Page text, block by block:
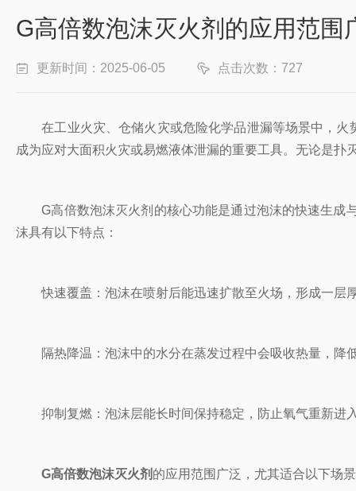
G高倍数泡沫灭火剂的应用范围
更新时间：2025-06-05 点击次数：727
在工业火灾、仓储火灾或危险化学品泄漏等场景中，火
成为应对大面积火灾或易燃液体泄漏的重要工具。无论是
G高倍数泡沫灭火剂的核心功能是通过泡沫的快速生成与
沫具有以下特点：
快速覆盖：泡沫在喷射后能迅速扩散至火场，形成一层
隔热降温：泡沫中的水分在蒸发过程中会吸收热量，降
抑制复燃：泡沫层能长时间保持稳定，防止氧气重新进
G高倍数泡沫灭火剂 的应用范围广泛，尤其适合以下场